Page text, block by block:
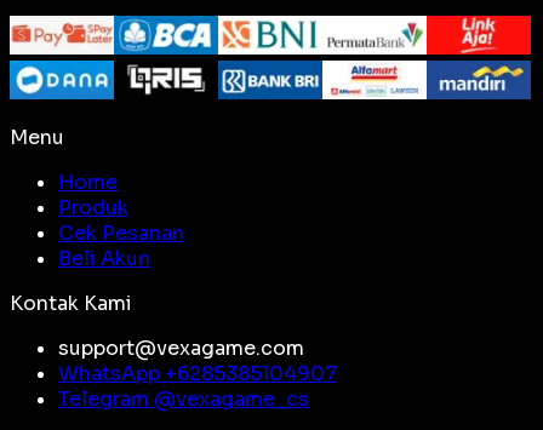
Menu
Home
Produk
Cek Pesanan
Beli Akun
Kontak Kami
support@vexagame.com
WhatsApp +6285385104907
Telegram @vexagame_cs